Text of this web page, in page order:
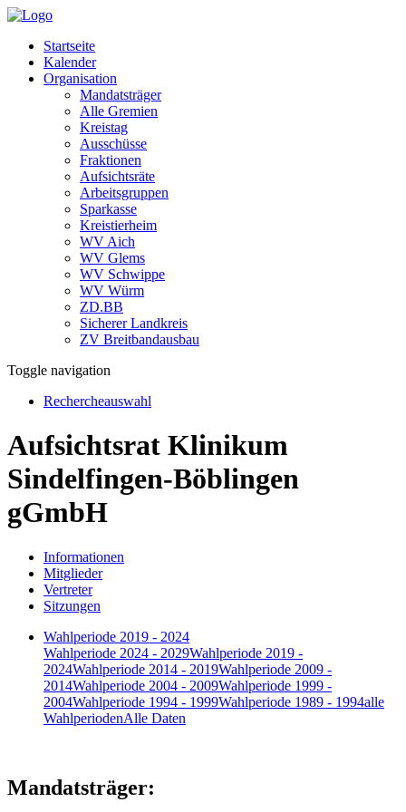
Startseite
Kalender
Organisation
Mandatsträger
Alle Gremien
Kreistag
Ausschüsse
Fraktionen
Aufsichtsräte
Arbeitsgruppen
Sparkasse
Kreistierheim
WV Aich
WV Glems
WV Schwippe
WV Würm
ZD.BB
Sicherer Landkreis
ZV Breitbandausbau
Toggle navigation
Rechercheauswahl
Aufsichtsrat Klinikum
Sindelfingen-Böblingen
gGmbH
Informationen
Mitglieder
Vertreter
Sitzungen
Wahlperiode 2019 - 2024
Wahlperiode 2024 - 2029Wahlperiode 2019 -
2024Wahlperiode 2014 - 2019Wahlperiode 2009 -
2014Wahlperiode 2004 - 2009Wahlperiode 1999 -
2004Wahlperiode 1994 - 1999Wahlperiode 1989 - 1994alle
WahlperiodenAlle Daten
Mandatsträger: